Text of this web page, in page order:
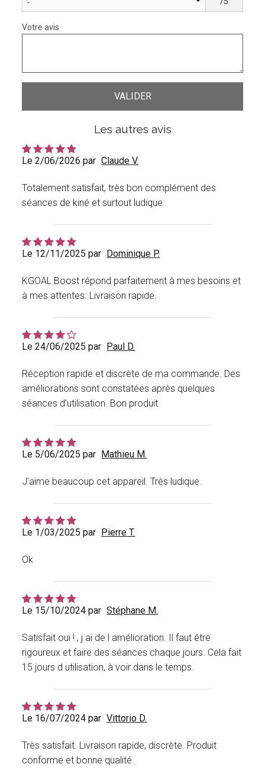
Votre avis
Les autres avis
Le 2/06/2026 par Claude V.
Totalement satisfait, très bon complément des
séances de kiné et surtout ludique
Le 12/11/2025 par Dominique P.
KGOAL Boost répond parfaitement à mes besoins et
à mes attentes. Livraison rapide.
Le 24/06/2025 par Paul D.
Réception rapide et discrète de ma commande. Des
améliorations sont constatées après quelques
séances d'utilisation. Bon produit.
Le 5/06/2025 par Mathieu M.
J'aime beaucoup cet appareil. Très ludique.
Le 1/03/2025 par Pierre T.
Ok
Le 15/10/2024 par Stéphane M.
Satisfait oui ! , j ai de l amélioration. Il faut être
rigoureux et faire des séances chaque jours. Cela fait
15 jours d utilisation, à voir dans le temps.
Le 16/07/2024 par Vittorio D.
Très satisfait. Livraison rapide, discrète. Produit
conforme et bonne qualité.